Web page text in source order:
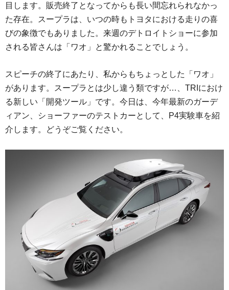
目します。販売終了となってからも長い間忘れられなかっ
た存在。スープラは、いつの時もトヨタにおける走りの喜
びの象徴でもありました。来週のデトロイトショーに参加
される皆さんは「ワオ」と驚かれることでしょう。
スピーチの終了にあたり、私からもちょっとした「ワオ」
があります。スープラとは少し違う類ですが…、TRIにおけ
る新しい「開発ツール」です。今日は、今年最新のガーデ
ィアン、ショーファーのテストカーとして、P4実験車を紹
介します。どうぞご覧ください。